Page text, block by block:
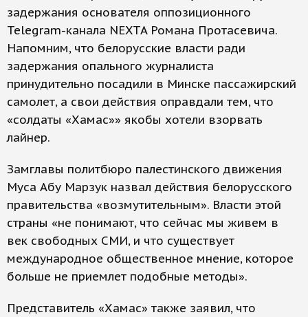
задержания основателя оппозиционного
Telegram-канала NEXTA Романа Протасевича.
Напомним, что белорусские власти ради
задержания опального журналиста
принудительно посадили в Минске пассажирский
самолет, а свои действия оправдали тем, что
«солдаты «Хамас»» якобы хотели взорвать
лайнер.
Замглавы политбюро палестинского движения
Муса Абу Марзук назвал действия белорусского
правительства «возмутительным». Власти этой
страны «не понимают, что сейчас мы живем в
век свободных СМИ, и что существует
международное общественное мнение, которое
больше не приемлет подобные методы».
Представитель «Хамас» также заявил, что